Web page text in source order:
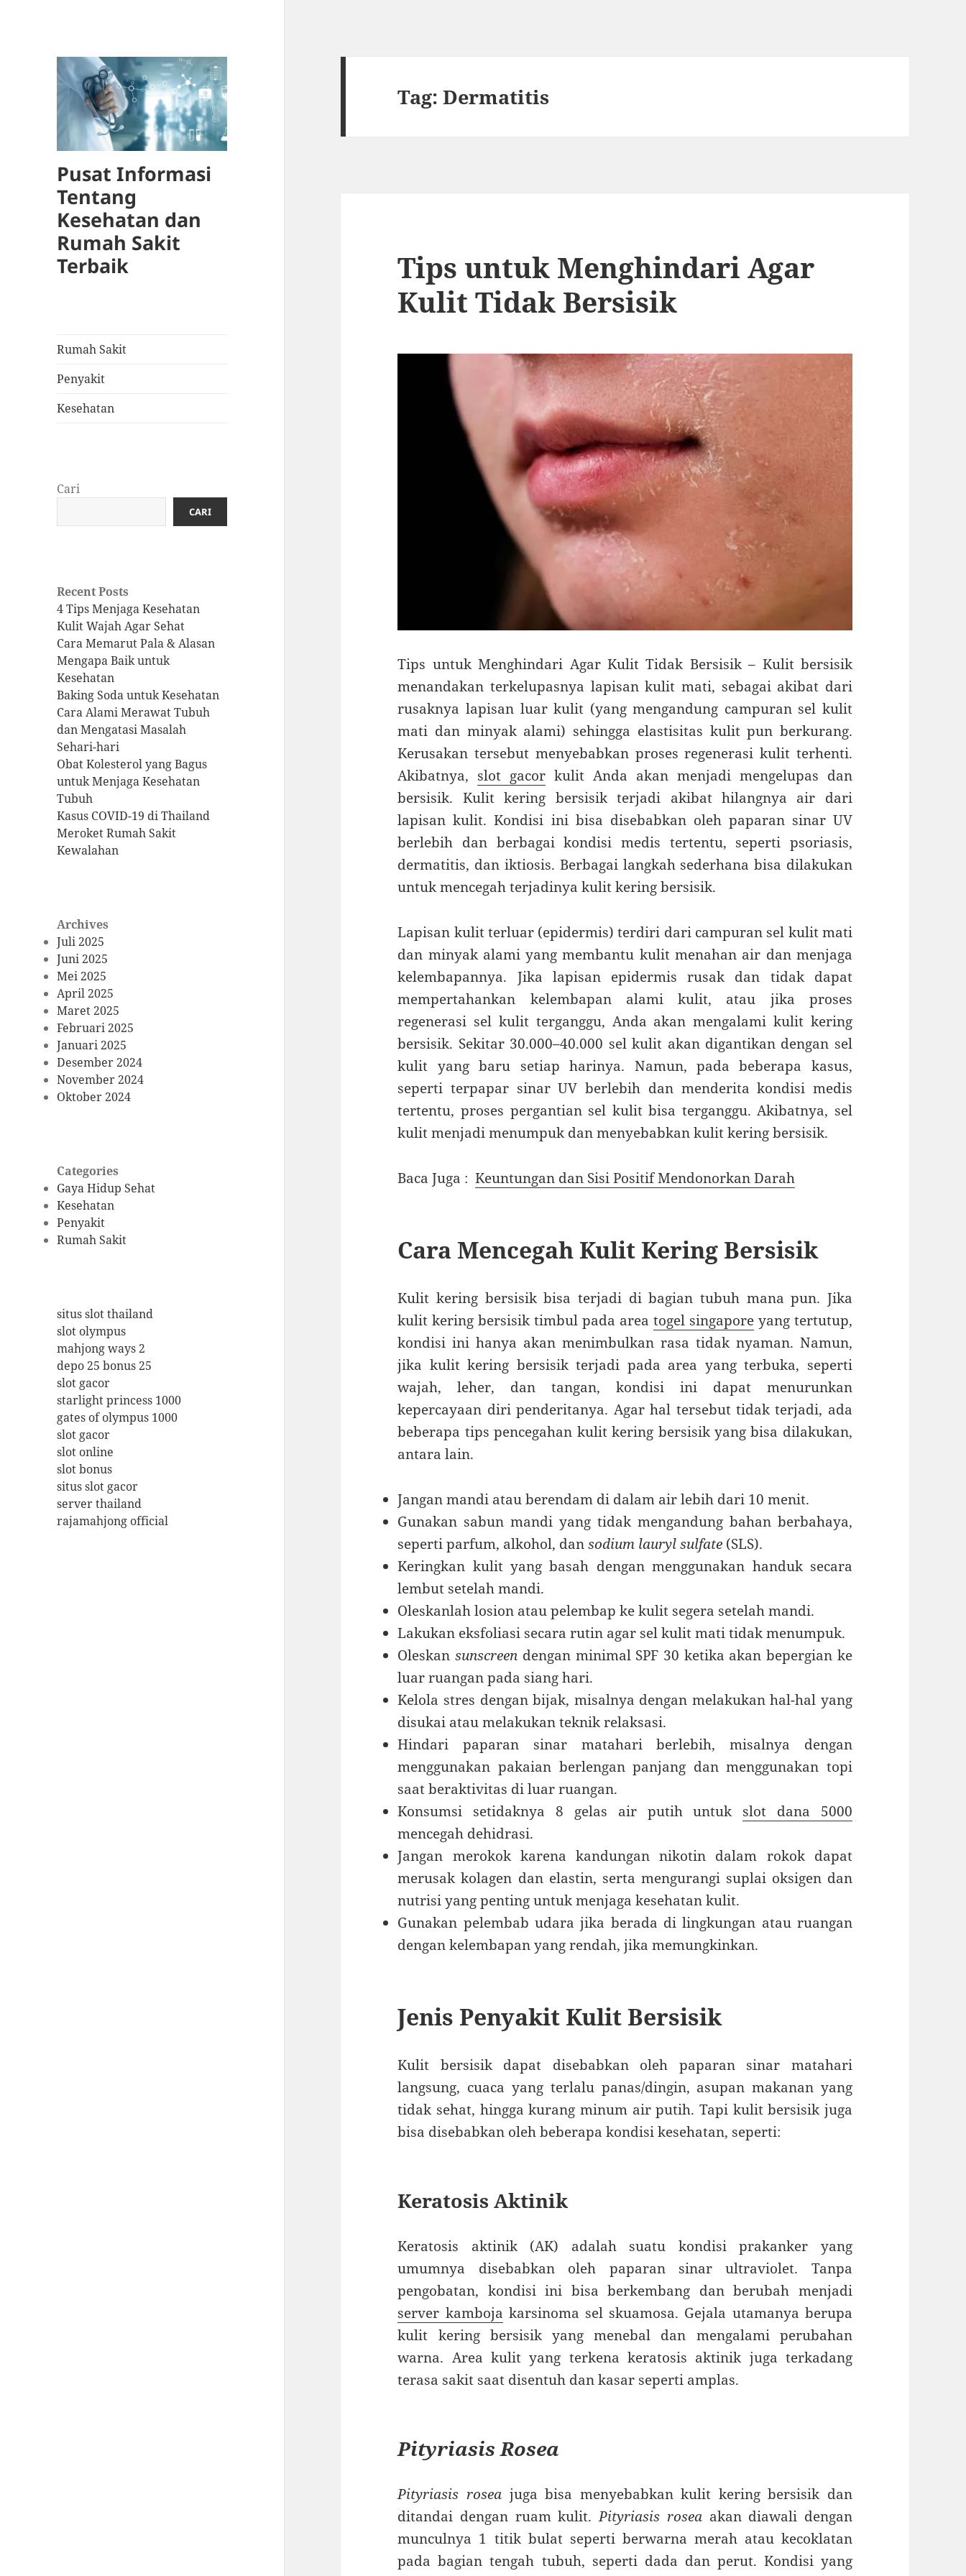
Pusat Informasi
Tentang
Kesehatan dan
Rumah Sakit
Terbaik
Rumah Sakit
Penyakit
Kesehatan
Cari
CARI
Recent Posts
4 Tips Menjaga Kesehatan
Kulit Wajah Agar Sehat
Cara Memarut Pala & Alasan
Mengapa Baik untuk
Kesehatan
Baking Soda untuk Kesehatan
Cara Alami Merawat Tubuh
dan Mengatasi Masalah
Sehari-hari
Obat Kolesterol yang Bagus
untuk Menjaga Kesehatan
Tubuh
Kasus COVID-19 di Thailand
Meroket Rumah Sakit
Kewalahan
Archives
Juli 2025
Juni 2025
Mei 2025
April 2025
Maret 2025
Februari 2025
Januari 2025
Desember 2024
November 2024
Oktober 2024
Categories
Gaya Hidup Sehat
Kesehatan
Penyakit
Rumah Sakit
situs slot thailand
slot olympus
mahjong ways 2
depo 25 bonus 25
slot gacor
starlight princess 1000
gates of olympus 1000
slot gacor
slot online
slot bonus
situs slot gacor
server thailand
rajamahjong official
Tag:Dermatitis
Tips untuk Menghindari Agar
Kulit Tidak Bersisik
Tips untuk Menghindari Agar Kulit Tidak Bersisik – Kulit bersisik
menandakan terkelupasnya lapisan kulit mati, sebagai akibat dari
rusaknya lapisan luar kulit (yang mengandung campuran sel kulit
mati dan minyak alami) sehingga elastisitas kulit pun berkurang.
Kerusakan tersebut menyebabkan proses regenerasi kulit terhenti.
Akibatnya, slot gacor kulit Anda akan menjadi mengelupas dan
bersisik. Kulit kering bersisik terjadi akibat hilangnya air dari
lapisan kulit. Kondisi ini bisa disebabkan oleh paparan sinar UV
berlebih dan berbagai kondisi medis tertentu, seperti psoriasis,
dermatitis, dan iktiosis. Berbagai langkah sederhana bisa dilakukan
untuk mencegah terjadinya kulit kering bersisik.
Lapisan kulit terluar (epidermis) terdiri dari campuran sel kulit mati
dan minyak alami yang membantu kulit menahan air dan menjaga
kelembapannya. Jika lapisan epidermis rusak dan tidak dapat
mempertahankan kelembapan alami kulit, atau jika proses
regenerasi sel kulit terganggu, Anda akan mengalami kulit kering
bersisik. Sekitar 30.000–40.000 sel kulit akan digantikan dengan sel
kulit yang baru setiap harinya. Namun, pada beberapa kasus,
seperti terpapar sinar UV berlebih dan menderita kondisi medis
tertentu, proses pergantian sel kulit bisa terganggu. Akibatnya, sel
kulit menjadi menumpuk dan menyebabkan kulit kering bersisik.
Baca Juga :Keuntungan dan Sisi Positif Mendonorkan Darah
Cara Mencegah Kulit Kering Bersisik
Kulit kering bersisik bisa terjadi di bagian tubuh mana pun. Jika
kulit kering bersisik timbul pada areatogel singapore yang tertutup,
kondisi ini hanya akan menimbulkan rasa tidak nyaman. Namun,
jika kulit kering bersisik terjadi pada area yang terbuka, seperti
wajah, leher, dan tangan, kondisi ini dapat menurunkan
kepercayaan diri penderitanya. Agar hal tersebut tidak terjadi, ada
beberapa tips pencegahan kulit kering bersisik yang bisa dilakukan,
antara lain.
Jangan mandi atau berendam di dalam air lebih dari 10 menit.
Gunakan sabun mandi yang tidak mengandung bahan berbahaya,
seperti parfum, alkohol, dansodium lauryl sulfate (SLS).
Keringkan kulit yang basah dengan menggunakan handuk secara
lembut setelah mandi.
Oleskanlah losion atau pelembap ke kulit segera setelah mandi.
Lakukan eksfoliasi secara rutin agar sel kulit mati tidak menumpuk.
Oleskansunscreen dengan minimal SPF 30 ketika akan bepergian ke
luar ruangan pada siang hari.
Kelola stres dengan bijak, misalnya dengan melakukan hal-hal yang
disukai atau melakukan teknik relaksasi.
Hindari paparan sinar matahari berlebih, misalnya dengan
menggunakan pakaian berlengan panjang dan menggunakan topi
saat beraktivitas di luar ruangan.
Konsumsi setidaknya 8 gelas air putih untuk slot dana 5000
mencegah dehidrasi.
Jangan merokok karena kandungan nikotin dalam rokok dapat
merusak kolagen dan elastin, serta mengurangi suplai oksigen dan
nutrisi yang penting untuk menjaga kesehatan kulit.
Gunakan pelembab udara jika berada di lingkungan atau ruangan
dengan kelembapan yang rendah, jika memungkinkan.
Jenis Penyakit Kulit Bersisik
Kulit bersisik dapat disebabkan oleh paparan sinar matahari
langsung, cuaca yang terlalu panas/dingin, asupan makanan yang
tidak sehat, hingga kurang minum air putih. Tapi kulit bersisik juga
bisa disebabkan oleh beberapa kondisi kesehatan, seperti:
Keratosis Aktinik
Keratosis aktinik (AK) adalah suatu kondisi prakanker yang
umumnya disebabkan oleh paparan sinar ultraviolet. Tanpa
pengobatan, kondisi ini bisa berkembang dan berubah menjadi
server kamboja karsinoma sel skuamosa. Gejala utamanya berupa
kulit kering bersisik yang menebal dan mengalami perubahan
warna. Area kulit yang terkena keratosis aktinik juga terkadang
terasa sakit saat disentuh dan kasar seperti amplas.
Pityriasis Rosea
Pityriasis roseajuga bisa menyebabkan kulit kering bersisik dan
ditandai dengan ruam kulit.Pityriasis roseaakan diawali dengan
munculnya 1 titik bulat seperti berwarna merah atau kecoklatan
pada bagian tengah tubuh, seperti dada dan perut. Kondisi yang